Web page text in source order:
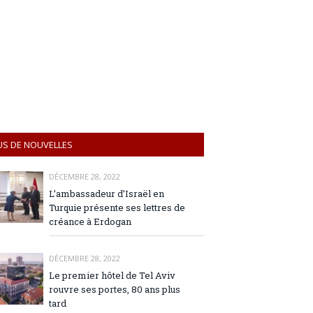
DE NOUVELLES
DÉCEMBRE 28, 2022
L’ambassadeur d’Israël en
Turquie présente ses lettres de
créance à Erdogan
DÉCEMBRE 28, 2022
Le premier hôtel de Tel Aviv
rouvre ses portes, 80 ans plus
tard